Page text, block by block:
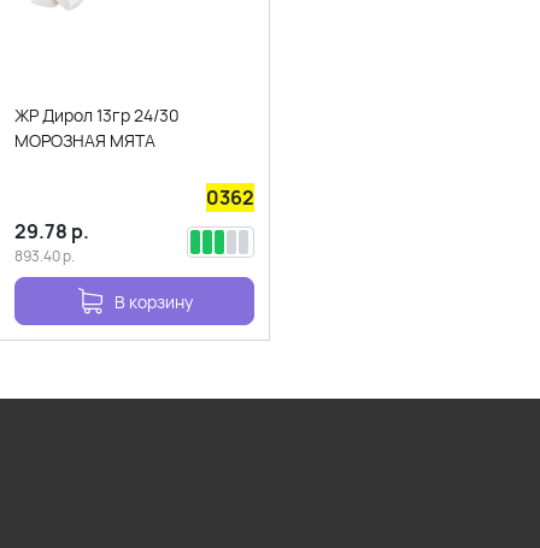
ЖР Дирол 13гр 24/30
МОРОЗНАЯ МЯТА
0362
29.78 р.
893.40р.
В корзину